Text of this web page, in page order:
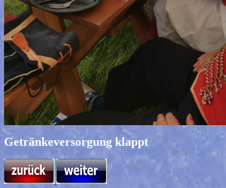
Getränkeversorgung klappt